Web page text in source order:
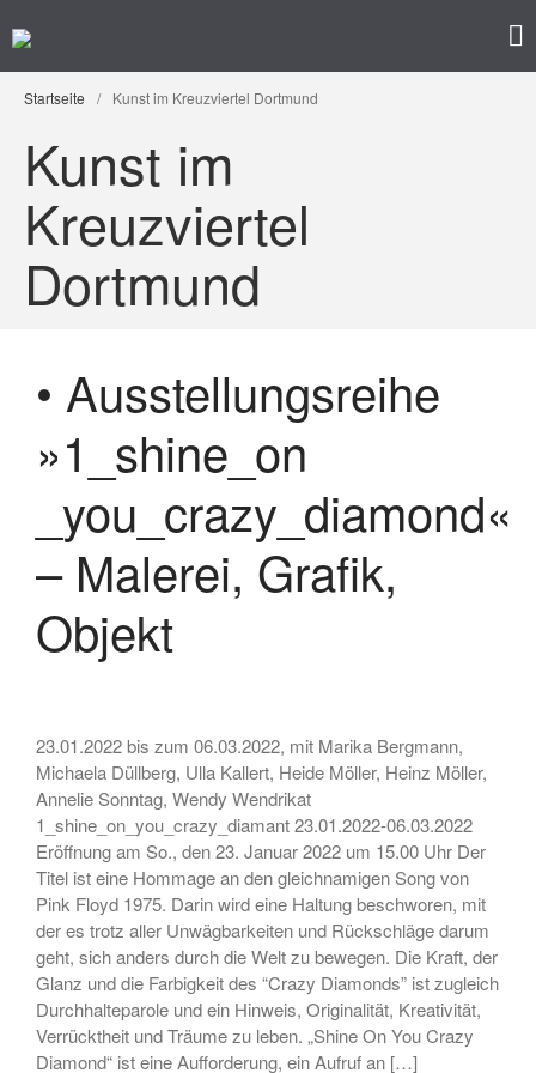
Datenschutz
• Ausstellung – »Der ROTE
Salon« – Grafik, Malerei,
Fotografie, Installation,
Skulptur
• Ausstellung zum 19. Hörder
SeHfest 2025 »TAKE ME TO
Installation, Skulptur
• Ausstellung DORTMUNDER
EXPORT 2.0 – »TAKE ME TO
CHURCH« – Malerei,
Fotografie, Installation, Objekt
• Ausstellung –
»OHDUFRÖHLICHE« –
Malerei, Grafik, Objekt,
Fotografie, Performance
Startseite / Kunst im Kreuzviertel Dortmund
Kunst im
Kreuzviertel
Dortmund
• Ausstellungsreihe
»1_shine_on
_you_crazy_diamond«
– Malerei, Grafik,
Objekt
23.01.2022 bis zum 06.03.2022, mit Marika Bergmann,
Michaela Düllberg, Ulla Kallert, Heide Möller, Heinz Möller,
Annelie Sonntag, Wendy Wendrikat
1_shine_on_you_crazy_diamant 23.01.2022-06.03.2022
Eröffnung am So., den 23. Januar 2022 um 15.00 Uhr Der
Titel ist eine Hommage an den gleichnamigen Song von
Pink Floyd 1975. Darin wird eine Haltung beschworen, mit
der es trotz aller Unwägbarkeiten und Rückschläge darum
geht, sich anders durch die Welt zu bewegen. Die Kraft, der
Glanz und die Farbigkeit des “Crazy Diamonds” ist zugleich
Durchhalteparole und ein Hinweis, Originalität, Kreativität,
Verrücktheit und Träume zu leben. „Shine On You Crazy
Diamond“ ist eine Aufforderung, ein Aufruf an […]